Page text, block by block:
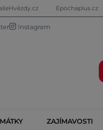
Epochaplus.cz
Instagram
ZAJÍMAVOSTI